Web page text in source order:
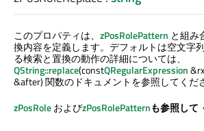
このプロパティは、 zPosRolePattern と組み
換内容を定義します。デフォルトは空文字
る検索と置換の動作の詳細については、
QString::replace(constQRegularExpression
&after) 関数のドキュメントを参照してくだ
zPosRoleおよびzPosRolePatternも参照して